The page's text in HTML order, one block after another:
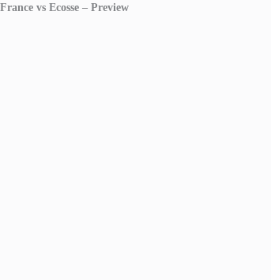
France vs Ecosse – Preview